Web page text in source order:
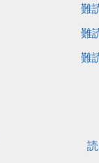
難
難
難